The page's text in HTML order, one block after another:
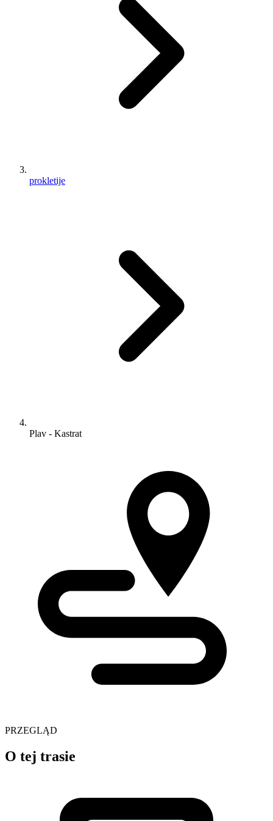
prokletije
Plav - Kastrat
PRZEGLĄD
O tej trasie